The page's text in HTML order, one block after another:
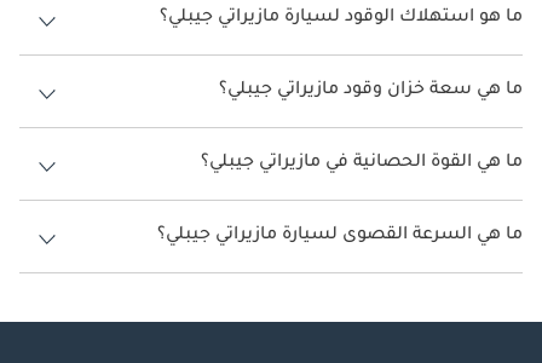
ما هو استهلاك الوقود لسيارة مازيراتي جيبلي؟
يتراوح استهلاك الوقود لسيارة مازيراتي جيبلي بين 11.2 كم/ليتر.
ما هي سعة خزان وقود مازيراتي جيبلي؟
سعة خزان وقود مازيراتي جيبلي 80 ليتر.
ما هي القوة الحصانية في مازيراتي جيبلي؟
تنتج مازيراتي جيبلي قوة 350 حصان.
ما هي السرعة القصوى لسيارة مازيراتي جيبلي؟
السرعة القصوى لسيارة مازيراتي جيبلي هي 267 كم/الساعة.